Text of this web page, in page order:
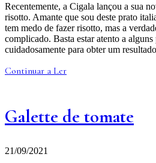
Recentemente, a Cigala lançou a sua
risotto. Amante que sou deste prato
tem medo de fazer risotto, mas a
complicado. Basta estar atento a alguns
cuidadosamente para obter um
Continuar a Ler
Galette de tomate
21/09/2021